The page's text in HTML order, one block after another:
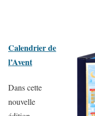
Calendrier de
l’Avent
Dans cette
nouvelle